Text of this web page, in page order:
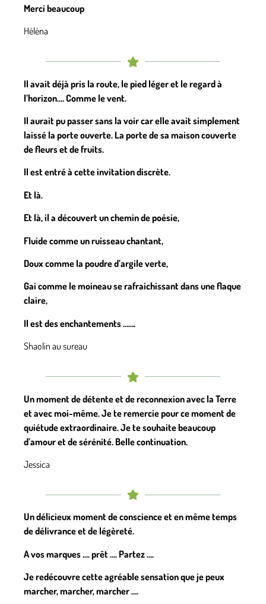
Merci beaucoup
Hélèna
Il avait déjà pris la route, le pied léger et le regard à
l’horizon…. Comme le vent.
Il aurait pu passer sans la voir car elle avait simplement
laissé la porte ouverte. La porte de sa maison couverte
de fleurs et de fruits.
Il est entré à cette invitation discrète.
Et là.
Et là, il a découvert un chemin de poésie,
Fluide comme un ruisseau chantant,
Doux comme la poudre d’argile verte,
Gai comme le moineau se rafraichissant dans une flaque
claire,
Il est des enchantements …….
Shaolin au sureau
Un moment de détente et de reconnexion avec la Terre
et avec moi-même. Je te remercie pour ce moment de
quiétude extraordinaire. Je te souhaite beaucoup
d’amour et de sérénité. Belle continuation.
Jessica
Un délicieux moment de conscience et en même temps
de délivrance et de légèreté.
A vos marques …. prêt …. Partez ….
Je redécouvre cette agréable sensation que je peux
marcher, marcher, marcher ….